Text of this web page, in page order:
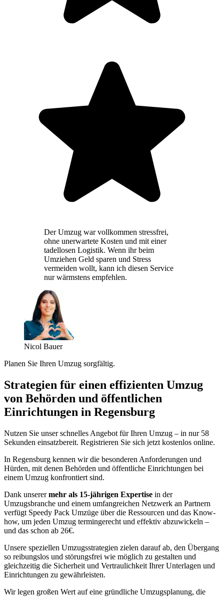
Der Umzug war vollkommen stressfrei,
ohne unerwartete Kosten und mit einer
tadellosen Logistik. Wenn ihr beim
Umziehen Geld sparen und Stress
vermeiden wollt, kann ich diesen Service
nur wärmstens empfehlen.
Nicol Bauer
Planen Sie Ihren Umzug sorgfältig.
Strategien für einen effizienten Umzug
von Behörden und öffentlichen
Einrichtungen in Regensburg
Nutzen Sie unser schnelles Angebot für Ihren Umzug – in nur 58
Sekunden einsatzbereit. Registrieren Sie sich jetzt kostenlos online.
In Regensburg kennen wir die besonderen Anforderungen und
Hürden, mit denen Behörden und öffentliche Einrichtungen bei
einem Umzug konfrontiert sind.
Dank unserermehr als 15-jährigen Expertise in der
Umzugsbranche und einem umfangreichen Netzwerk an Partnern
verfügt Speedy Pack Umzüge über die Ressourcen und das Know-
how, um jeden Umzug termingerecht und effektiv abzuwickeln –
und das schon ab 26€.
Unsere speziellen Umzugsstrategien zielen darauf ab, den Übergang
so reibungslos und störungsfrei wie möglich zu gestalten und
gleichzeitig die Sicherheit und Vertraulichkeit Ihrer Unterlagen und
Einrichtungen zu gewährleisten.
Wir legen großen Wert auf eine gründliche Umzugsplanung, die